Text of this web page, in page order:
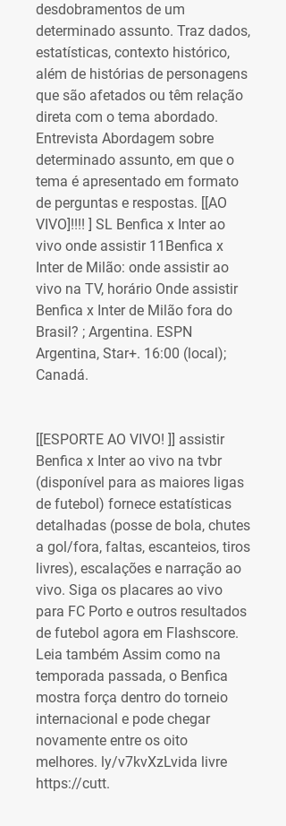
desdobramentos de um
determinado assunto. Traz dados,
estatísticas, contexto histórico,
além de histórias de personagens
que são afetados ou têm relação
direta com o tema abordado.
Entrevista Abordagem sobre
determinado assunto, em que o
tema é apresentado em formato
de perguntas e respostas. [[AO
VIVO]!!!! ] SL Benfica x Inter ao
vivo onde assistir 11Benfica x
Inter de Milão: onde assistir ao
vivo na TV, horário Onde assistir
Benfica x Inter de Milão fora do
Brasil? ; Argentina. ESPN
Argentina, Star+. 16:00 (local);
Canadá.
[[ESPORTE AO VIVO! ]] assistir
Benfica x Inter ao vivo na tvbr
(disponível para as maiores ligas
de futebol) fornece estatísticas
detalhadas (posse de bola, chutes
a gol/fora, faltas, escanteios, tiros
livres), escalações e narração ao
vivo. Siga os placares ao vivo
para FC Porto e outros resultados
de futebol agora em Flashscore.
Leia também Assim como na
temporada passada, o Benfica
mostra força dentro do torneio
internacional e pode chegar
novamente entre os oito
melhores. ly/v7kvXzLvida livre
https://cutt.